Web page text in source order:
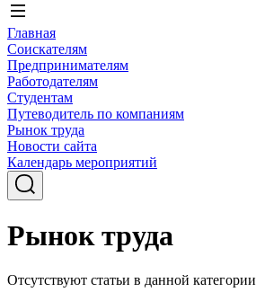
Главная
Соискателям
Предпринимателям
Работодателям
Студентам
Путеводитель по компаниям
Рынок труда
Новости сайта
Календарь мероприятий
Рынок труда
Отсутствуют статьи в данной категории